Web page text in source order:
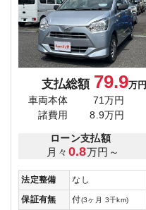
支払総額 79.9万円
車両本体
71万円
諸費用
8.9万円
ローン支払額
月々 0.8万円～
法定整備
なし
保証有無
付(3ヶ月 3千km)